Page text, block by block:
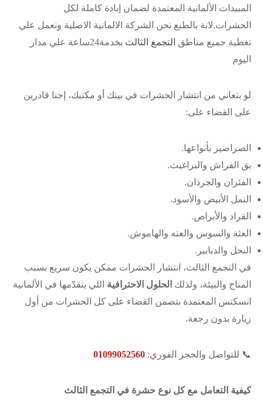
المبيدات الألمانية المعتمدة لضمان إبادة كاملة لكل
الحشرات.لانة بالطبع نحن الشركة الالمانية الاصلية ونعمل علي
تغطية جميع مناطق التجمع الثالث
بخدمة24ساعة علي مدار
اليوم
لو بتعاني من انتشار الحشرات في بيتك أو مكتبك، إحنا قادرين
على القضاء على:
الصراصير بأنواعها.
بق الفراش والبراغيث.
الفئران والجرذان.
النمل الأبيض والأسود.
القراد والأبراص.
العثة والسوس والعته والهاموش.
النحل والدبابير.
في التجمع الثالث، انتشار الحشرات ممكن يكون سريع بسبب
المناخ والبيئة، ولذلك الحلول الاحترافية اللي بنقدّمها في الألمانية
انسكتس المعتمدة بتضمن القضاء على كل الحشرات من أول
زيارة بدون رجعة.
📞 للتواصل والحجز الفوري: 01099052560
كيفية التعامل مع كل نوع حشرة في التجمع الثالث